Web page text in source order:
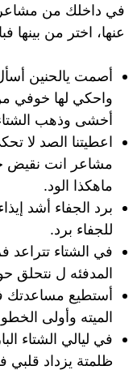
في داخلك من مشاعر
عنها، اختر من بينها
أصمت يالحنين
واحكي لها خوفي
أخشى وذهب
اعطيتنا الصد لا
مشاعر انت نقيض
ماهكذا الود.
برد الجفاء أشد
للجفاء برد.
في الشتاء
المدفئه ل نتحلق
أستطيع مساعدتك
الميته وأولى
في ليالي الشتاء
ظلمتة يزداد قلبي